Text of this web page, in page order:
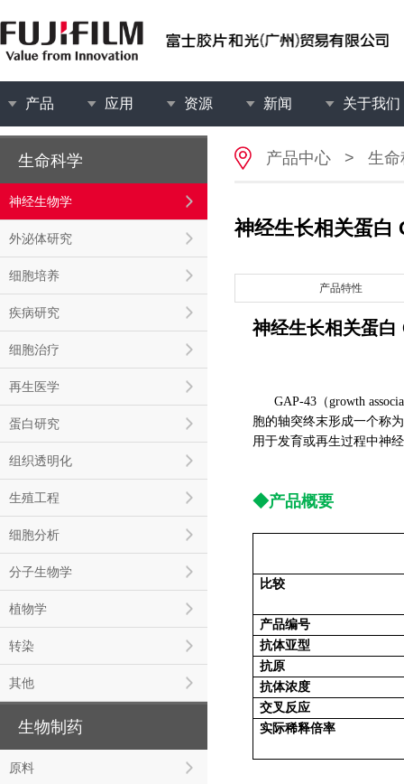
产品 应用 资源 新闻 关于我们
生命科学
神经生物学
外泌体研究
细胞培养
疾病研究
细胞治疗
再生医学
蛋白研究
组织透明化
生殖工程
细胞分析
分子生物学
植物学
转染
其他
生物制药
原料
产品中心 > 生命
神经生长相关蛋白
产品特性
神经生长相关蛋
GAP-43（growth
胞的轴突终末形成一个称
用于发育或再生过程中神
◆产品概要
比较
产品编号
抗体亚型
抗原
抗体浓度
交叉反应
实际稀释倍率